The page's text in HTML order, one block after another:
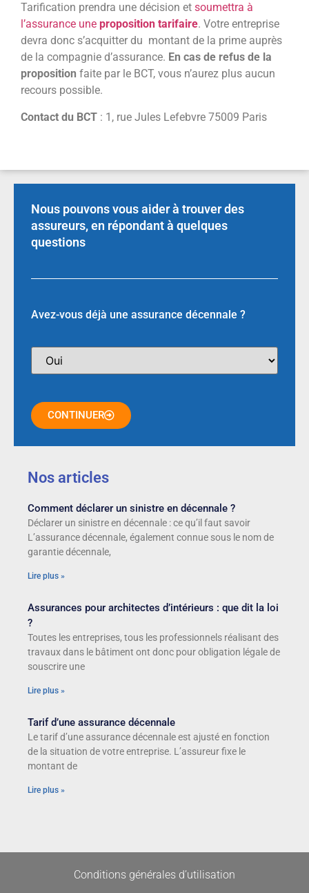
Tarification prendra une décision et soumettra à
l’assurance une proposition tarifaire. Votre entreprise
devra donc s’acquitter du montant de la prime auprès
de la compagnie d’assurance. En cas de refus de la
proposition faite par le BCT, vous n’aurez plus aucun
recours possible.
Contact du BCT : 1, rue Jules Lefebvre 75009 Paris
Nous pouvons vous aider à trouver des
assureurs, en répondant à quelques
questions
Avez-vous déjà une assurance décennale ?
CONTINUER
Nos articles
Comment déclarer un sinistre en décennale ?
Déclarer un sinistre en décennale : ce qu’il faut savoir
L’assurance décennale, également connue sous le nom de
garantie décennale,
Lire plus »
Assurances pour architectes d’intérieurs : que dit la loi
?
Toutes les entreprises, tous les professionnels réalisant des
travaux dans le bâtiment ont donc pour obligation légale de
souscrire une
Lire plus »
Tarif d’une assurance décennale
Le tarif d’une assurance décennale est ajusté en fonction
de la situation de votre entreprise. L’assureur fixe le
montant de
Lire plus »
Conditions générales d’utilisation